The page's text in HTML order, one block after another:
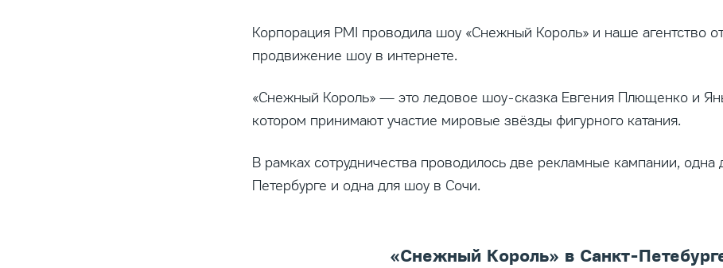
Корпорация PMI проводила шоу «Снежный Король» и наше агентство
продвижение шоу в интернете.
«Снежный Король» — это ледовое шоу-сказка Евгения Плющенко и
котором принимают участие мировые звёзды фигурного катания.
В рамках сотрудничества проводилось две рекламные кампании, одна
Петербурге и одна для шоу в Сочи.
«Снежный Король» в Санкт-